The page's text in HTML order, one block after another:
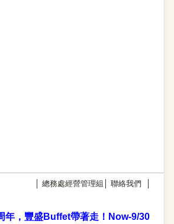
總務處經營管理組 聯絡我們
年，豐盛Buffet帶著走！Now-9/30